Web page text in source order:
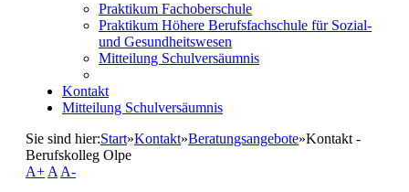
Praktikum Fachoberschule
Praktikum Höhere Berufsfachschule für Sozial-
und Gesundheitswesen
Mitteilung Schulversäumnis
Kontakt
Mitteilung Schulversäumnis
Sie sind hier:Start»Kontakt»Beratungsangebote»Kontakt -
Berufskolleg Olpe
A+ A A-